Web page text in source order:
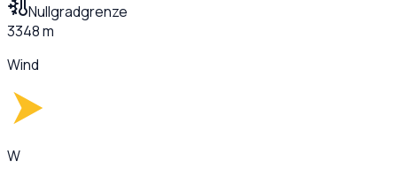
Nullgradgrenze
3348 m
Wind
W